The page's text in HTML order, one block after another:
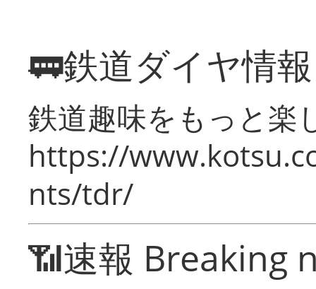
🚃鉄道ダイヤ情
鉄道趣味をもっと楽
https://
nts/tdr/
📶速報 Breaking